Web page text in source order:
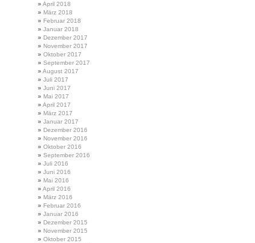
April 2018
März 2018
Februar 2018
Januar 2018
Dezember 2017
November 2017
Oktober 2017
September 2017
August 2017
Juli 2017
Juni 2017
Mai 2017
April 2017
März 2017
Januar 2017
Dezember 2016
November 2016
Oktober 2016
September 2016
Juli 2016
Juni 2016
Mai 2016
April 2016
März 2016
Februar 2016
Januar 2016
Dezember 2015
November 2015
Oktober 2015